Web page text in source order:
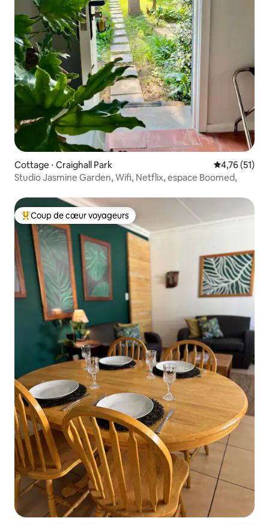
Cottage ⋅ Craighall Park Évaluation
4,76 (51)
Studio Jasmine Garden, Wifi, Netflix, espace Boomed,
Coups de cœur voyageurs les plus appréciés
Coup de cœur voyageurs